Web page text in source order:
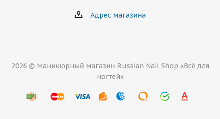
Адрес магазина
2026 © Маникюрный магазин Russian Nail Shop «Всё для
ногтей»